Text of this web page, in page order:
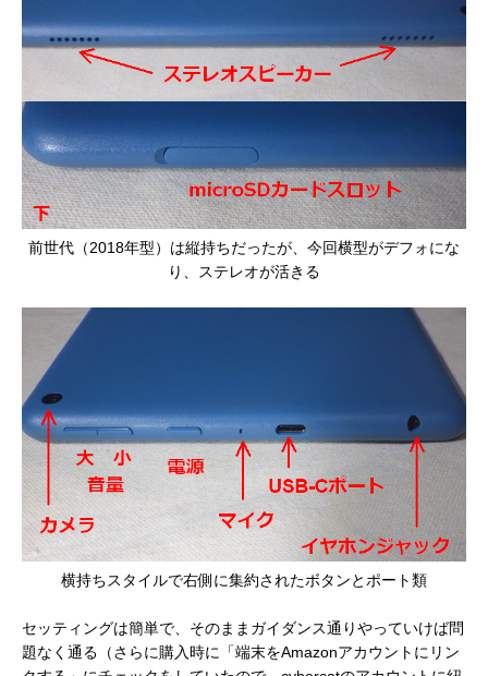
前世代（2018年型）は縦持ちだったが、今回横型がデフォにな
り、ステレオが活きる
横持ちスタイルで右側に集約されたボタンとポート類
セッティングは簡単で、そのままガイダンス通りやっていけば問
題なく通る（さらに購入時に「端末をAmazonアカウントにリン